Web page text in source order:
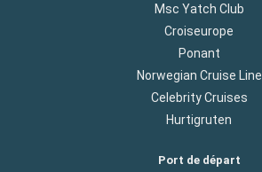
Msc Yatch Club
Croiseurope
Ponant
Norwegian Cruise Line
Celebrity Cruises
Hurtigruten
Port de départ